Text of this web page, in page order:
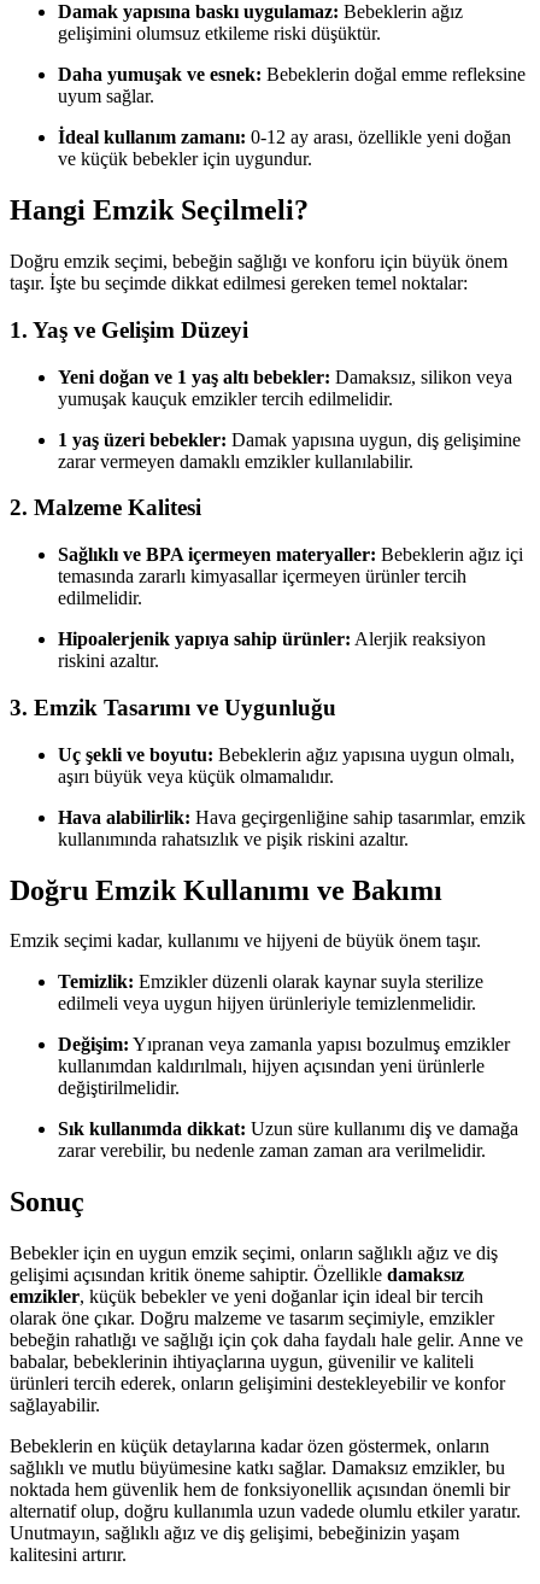
Damak yapısına baskı uygulamaz: Bebeklerin ağız
gelişimini olumsuz etkileme riski düşüktür.
Daha yumuşak ve esnek: Bebeklerin doğal emme refleksine
uyum sağlar.
İdeal kullanım zamanı: 0-12 ay arası, özellikle yeni doğan
ve küçük bebekler için uygundur.
Hangi Emzik Seçilmeli?
Doğru emzik seçimi, bebeğin sağlığı ve konforu için büyük önem
taşır. İşte bu seçimde dikkat edilmesi gereken temel noktalar:
1. Yaş ve Gelişim Düzeyi
Yeni doğan ve 1 yaş altı bebekler: Damaksız, silikon veya
yumuşak kauçuk emzikler tercih edilmelidir.
1 yaş üzeri bebekler: Damak yapısına uygun, diş gelişimine
zarar vermeyen damaklı emzikler kullanılabilir.
2. Malzeme Kalitesi
Sağlıklı ve BPA içermeyen materyaller: Bebeklerin ağız içi
temasında zararlı kimyasallar içermeyen ürünler tercih
edilmelidir.
Hipoalerjenik yapıya sahip ürünler: Alerjik reaksiyon
riskini azaltır.
3. Emzik Tasarımı ve Uygunluğu
Uç şekli ve boyutu: Bebeklerin ağız yapısına uygun olmalı,
aşırı büyük veya küçük olmamalıdır.
Hava alabilirlik: Hava geçirgenliğine sahip tasarımlar, emzik
kullanımında rahatsızlık ve pişik riskini azaltır.
Doğru Emzik Kullanımı ve Bakımı
Emzik seçimi kadar, kullanımı ve hijyeni de büyük önem taşır.
Temizlik: Emzikler düzenli olarak kaynar suyla sterilize
edilmeli veya uygun hijyen ürünleriyle temizlenmelidir.
Değişim: Yıpranan veya zamanla yapısı bozulmuş emzikler
kullanımdan kaldırılmalı, hijyen açısından yeni ürünlerle
değiştirilmelidir.
Sık kullanımda dikkat: Uzun süre kullanımı diş ve damağa
zarar verebilir, bu nedenle zaman zaman ara verilmelidir.
Sonuç
Bebekler için en uygun emzik seçimi, onların sağlıklı ağız ve diş
gelişimi açısından kritik öneme sahiptir. Özellikle damaksız
emzikler, küçük bebekler ve yeni doğanlar için ideal bir tercih
olarak öne çıkar. Doğru malzeme ve tasarım seçimiyle, emzikler
bebeğin rahatlığı ve sağlığı için çok daha faydalı hale gelir. Anne ve
babalar, bebeklerinin ihtiyaçlarına uygun, güvenilir ve kaliteli
ürünleri tercih ederek, onların gelişimini destekleyebilir ve konfor
sağlayabilir.
Bebeklerin en küçük detaylarına kadar özen göstermek, onların
sağlıklı ve mutlu büyümesine katkı sağlar. Damaksız emzikler, bu
noktada hem güvenlik hem de fonksiyonellik açısından önemli bir
alternatif olup, doğru kullanımla uzun vadede olumlu etkiler yaratır.
Unutmayın, sağlıklı ağız ve diş gelişimi, bebeğinizin yaşam
kalitesini artırır.